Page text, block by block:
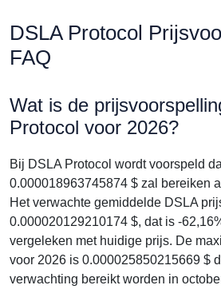
DSLA Protocol
FAQ
Wat is de
Protocol voor 2026?
Bij DSLA Protocol wordt voorspeld
0.000018963745874 $ zal bereiken
Het verwachte gemiddelde DSLA
0.000020129210174 $, dat is -
vergeleken met huidige prijs. De
voor 2026 is 0.000025850215669 $
verwachting bereikt worden in